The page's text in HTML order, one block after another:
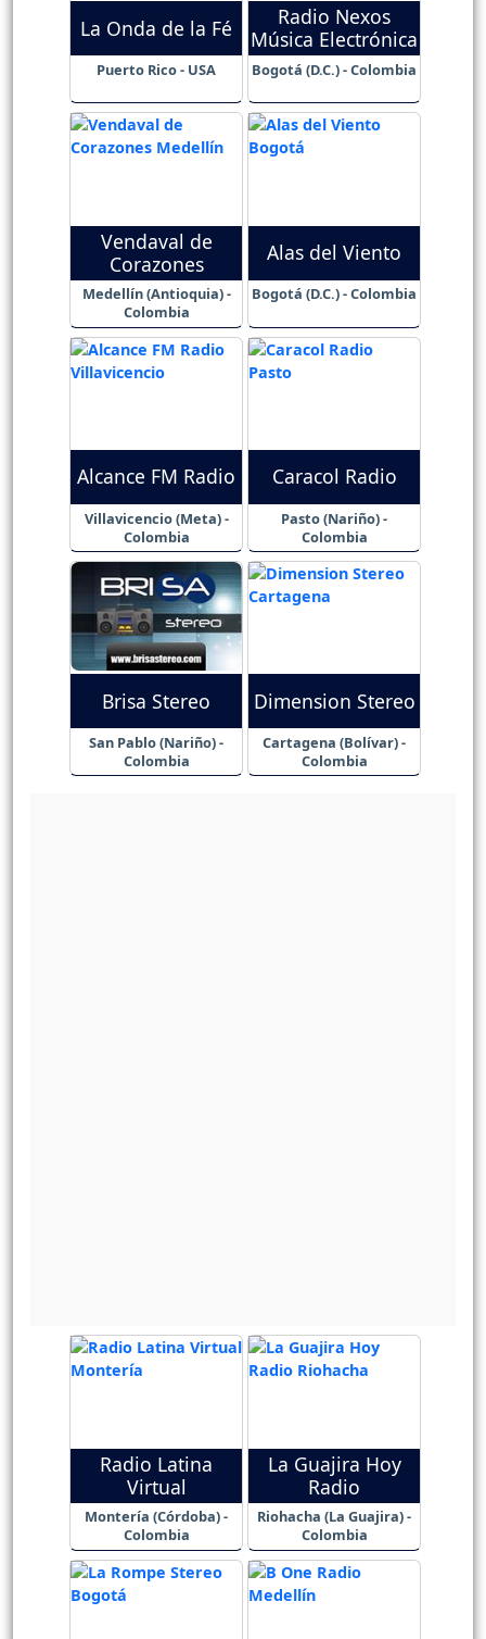
La Onda de la Fé
Puerto Rico - USA
Radio Nexos
Música Electrónica
Bogotá (D.C.) - Colombia
Vendaval de
Corazones
Medellín (Antioquia) -
Colombia
Alas del Viento
Bogotá (D.C.) - Colombia
Alcance FM Radio
Villavicencio (Meta) -
Colombia
Caracol Radio
Pasto (Nariño) -
Colombia
Brisa Stereo
San Pablo (Nariño) -
Colombia
Dimension Stereo
Cartagena (Bolívar) -
Colombia
Radio Latina
Virtual
Montería (Córdoba) -
Colombia
La Guajira Hoy
Radio
Riohacha (La Guajira) -
Colombia